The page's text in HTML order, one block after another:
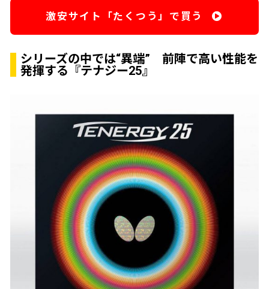
激安サイト「たくつう」で買う
シリーズの中では“異端” 前陣で高い性能を
発揮する『テナジー25』